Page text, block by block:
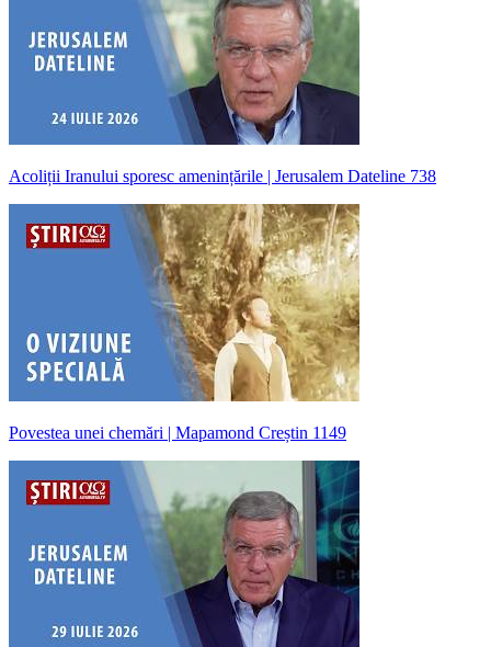
Acoliții Iranului sporesc amenințările | Jerusalem Dateline 738
Povestea unei chemări | Mapamond Creștin 1149